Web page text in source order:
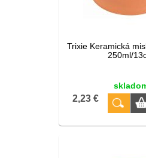
Trixie Keramická
250ml/
2,23 €